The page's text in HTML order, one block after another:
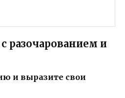
разочарованием и
и выразите свои